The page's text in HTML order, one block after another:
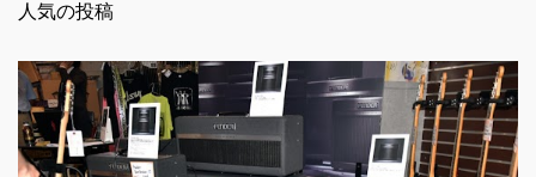
ト
人気の投稿